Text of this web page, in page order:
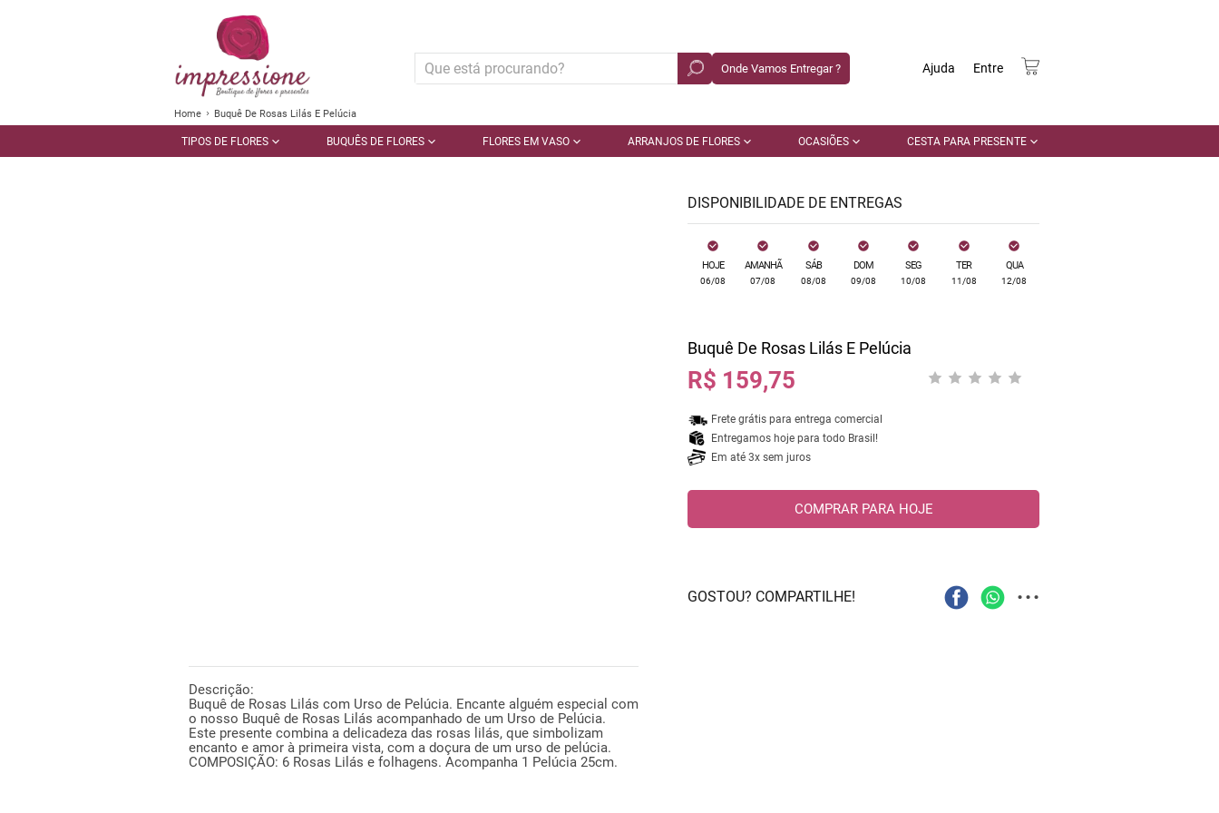
Onde Vamos Entregar ? Entre
Ajuda
TIPOS DE FLORES BUQUÊS DE FLORES FLORES EM VASO ARRANJOS DE FLORES OCASIÕES CESTA PARA PRESENTE
Home Buquê De Rosas Lilás E Pelúcia
Descrição:
Buquê de Rosas Lilás com Urso de Pelúcia. Encante alguém especial com
o nosso Buquê de Rosas Lilás acompanhado de um Urso de Pelúcia.
Este presente combina a delicadeza das rosas lilás, que simbolizam
encanto e amor à primeira vista, com a doçura de um urso de pelúcia.
COMPOSIÇÃO: 6 Rosas Lilás e folhagens. Acompanha 1 Pelúcia 25cm.
DISPONIBILIDADE DE ENTREGAS
HOJE
06/08
AMANHÃ
07/08
SÁB
08/08
DOM
09/08
SEG
10/08
TER
11/08
QUA
12/08
Buquê De Rosas Lilás E Pelúcia
R$ 159,75
Frete grátis para entrega comercial
Entregamos hoje para todo Brasil!
Em até 3x sem juros
COMPRAR PARA HOJE
GOSTOU? COMPARTILHE! ...